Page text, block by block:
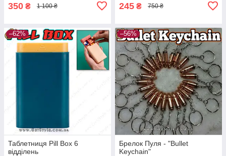
350 ₴ 1 100 ₴ 245 ₴ 750 ₴
–62%
Таблетниця Pill Box 6
відділень
–56%
Брелок Пуля - "Bullet
Keychain"